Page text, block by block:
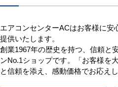
エアコンセンターACはお客様に
提供いたします。
創業1967年の歴史を持つ、信頼と
ンNo.1ショップです。「お客様を
と信頼を添え、感動価格でお応えし